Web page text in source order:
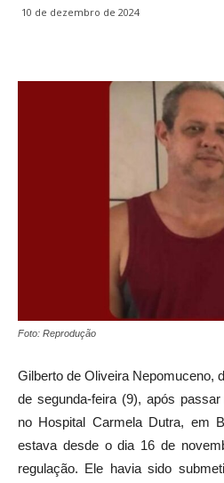
10 de dezembro de 2024
Foto: Reprodução
Gilberto de Oliveira Nepomuceno,
de segunda-feira (9), após
no Hospital Carmela Dutra, em
estava desde o dia 16 de
regulação. Ele havia sido